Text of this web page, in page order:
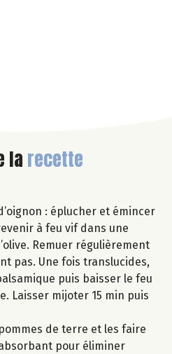
larecette
: éplucher et émincer
à feu vif dans une
Remuer régulièrement
pas. Une fois translucides,
puis baisser le feu
Laisser mijoter 15 min puis
de terre et les faire
pour éliminer